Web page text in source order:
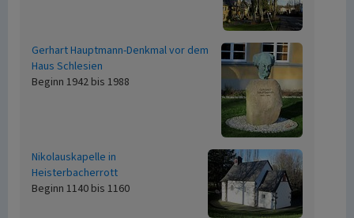
Gerhart Hauptmann-Denkmal vor dem
Haus Schlesien
Beginn 1942 bis 1988
Nikolauskapelle in
Heisterbacherrott
Beginn 1140 bis 1160